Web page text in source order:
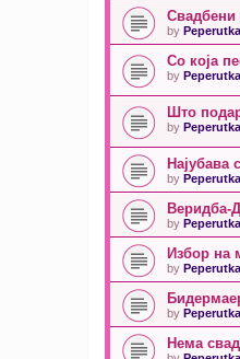
Свадбени
by Peperutka
Со која
by Peperutka
Што
by Peperutka
Најубава
by Peperutka
Веридба-
by Peperutka
Избор на
by Peperutka
by Peperutka
Нема